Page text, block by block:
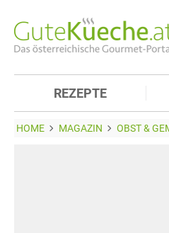
REZEPTE
HOME MAGAZIN OBST &